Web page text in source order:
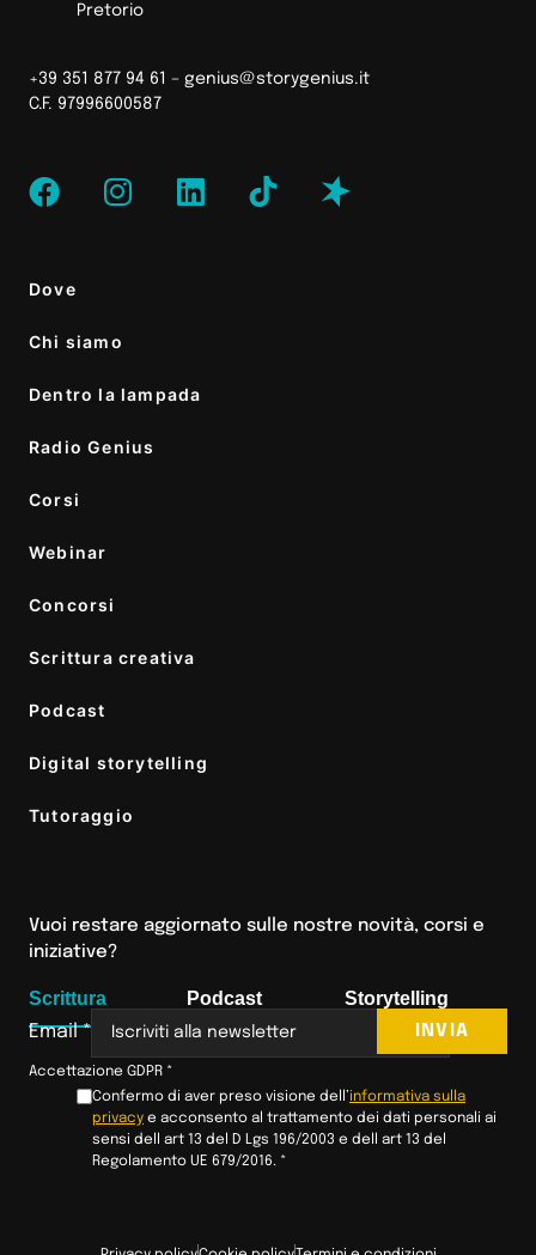
Pretorio
+39 351 877 94 61 – genius@storygenius.it
C.F. 97996600587
Dove
Chi siamo
Dentro la lampada
Radio Genius
Corsi
Webinar
Concorsi
Scrittura creativa
Podcast
Digital storytelling
Tutoraggio
Vuoi restare aggiornato sulle nostre novità, corsi e
iniziative?
Scrittura
Email*
Accettazione GDPR *
Confermo di aver preso visione dell’informativa sulla
privacy e acconsento al trattamento dei dati personali ai
sensi dell art 13 del D Lgs 196/2003 e dell art 13 del
Regolamento UE 679/2016. *
INVIA
Podcast Storytelling